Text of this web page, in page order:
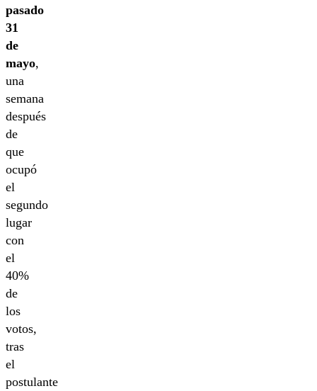
pasado
31
de
mayo,
una
semana
después
de
que
ocupó
el
segundo
lugar
con
el
40%
de
los
votos,
tras
el
postulante